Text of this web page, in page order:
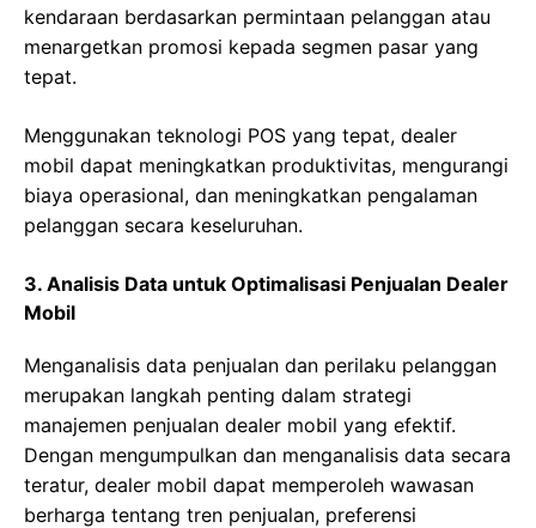
kendaraan berdasarkan permintaan pelanggan atau
menargetkan promosi kepada segmen pasar yang
tepat.
Menggunakan teknologi POS yang tepat, dealer
mobil dapat meningkatkan produktivitas, mengurangi
biaya operasional, dan meningkatkan pengalaman
pelanggan secara keseluruhan.
3. Analisis Data untuk Optimalisasi Penjualan Dealer
Mobil
Menganalisis data penjualan dan perilaku pelanggan
merupakan langkah penting dalam strategi
manajemen penjualan dealer mobil yang efektif.
Dengan mengumpulkan dan menganalisis data secara
teratur, dealer mobil dapat memperoleh wawasan
berharga tentang tren penjualan, preferensi